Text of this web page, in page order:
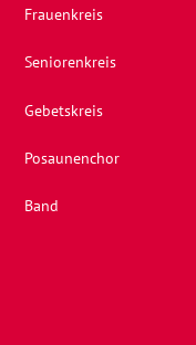
Frauenkreis
Seniorenkreis
Gebetskreis
Posaunenchor
Band